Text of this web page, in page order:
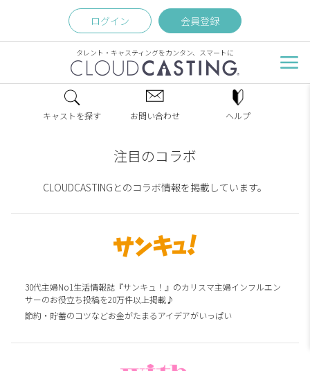
ログイン 会員登録
タレント・キャスティングをカンタン、スマートに
キャストを探す お問い合わせ ヘルプ
注目のコラボ
CLOUDCASTINGとのコラボ情報を掲載しています。
30代主婦No1生活情報誌『サンキュ！』のカリスマ主婦インフルエン
サーのお役立ち投稿を20万件以上掲載♪
節約・貯蓄のコツなどお金がたまるアイデアがいっぱい